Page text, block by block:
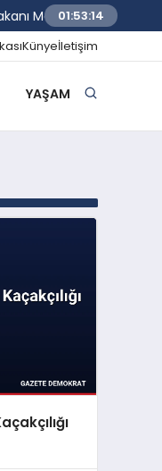
Memişoğlu Rize Şehir
01:53:15
Künyeİletişim
YAŞAM